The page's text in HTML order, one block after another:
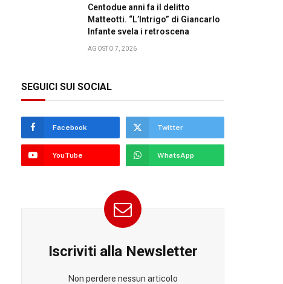
Centodue anni fa il delitto
Matteotti. “L’Intrigo” di Giancarlo
Infante svela i retroscena
AGOSTO 7, 2026
SEGUICI SUI SOCIAL
Facebook Twitter
YouTube WhatsApp
Iscriviti alla Newsletter
Non perdere nessun articolo